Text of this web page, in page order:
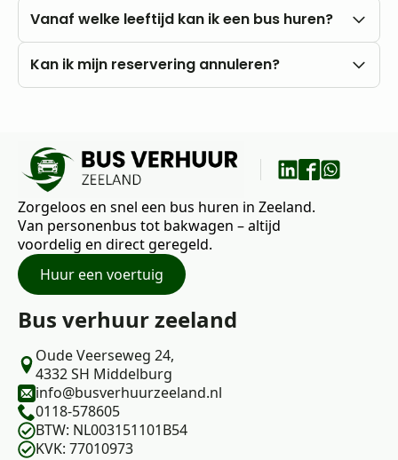
Onze prijzen zijn altijd inclusief btw en
eigen rekening.
Vanaf welke leeftijd kan ik een bus huren?
U kunt al vanaf 18 jaar bij ons huren, mits u in het
Kan ik mijn reservering annuleren?
ons te bespreken.
Zorgeloos en snel een bus huren in Zeeland.
Van personenbus tot bakwagen – altijd
voordelig en direct geregeld.
Huur een voertuig
Bus verhuur zeeland
Oude Veerseweg 24,
4332 SH Middelburg
info@busverhuurzeeland.nl
0118-578605
BTW: NL003151101B54
KVK: 77010973